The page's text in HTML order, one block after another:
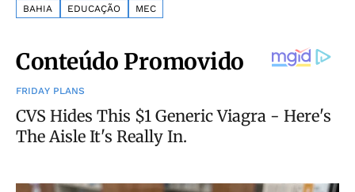
BAHIA EDUCAÇÃO MEC